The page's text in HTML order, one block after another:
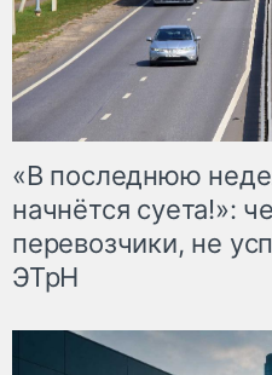
«В последнюю
начнётся суета!»:
перевозчики, не
ЭТрН